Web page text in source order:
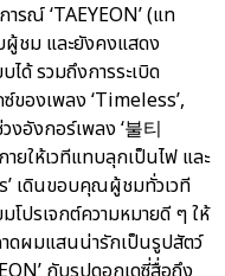
รณ์ ‘TAEYEON’ (แท
ผู้ชม และยังคงแสดง
ด้ รวมถึงการระเบิด
องเพลง ‘Timeless’,
งอังกอร์เพลง ‘불티
ยให้เวทีแทบลุกเป็นไฟ และ
เดินขอบคุณผู้ชมทั่วเวที
ปรเจกต์ความหมายดี ๆ ให้
าดผมแสนน่ารักเป็นรูปสัตว์